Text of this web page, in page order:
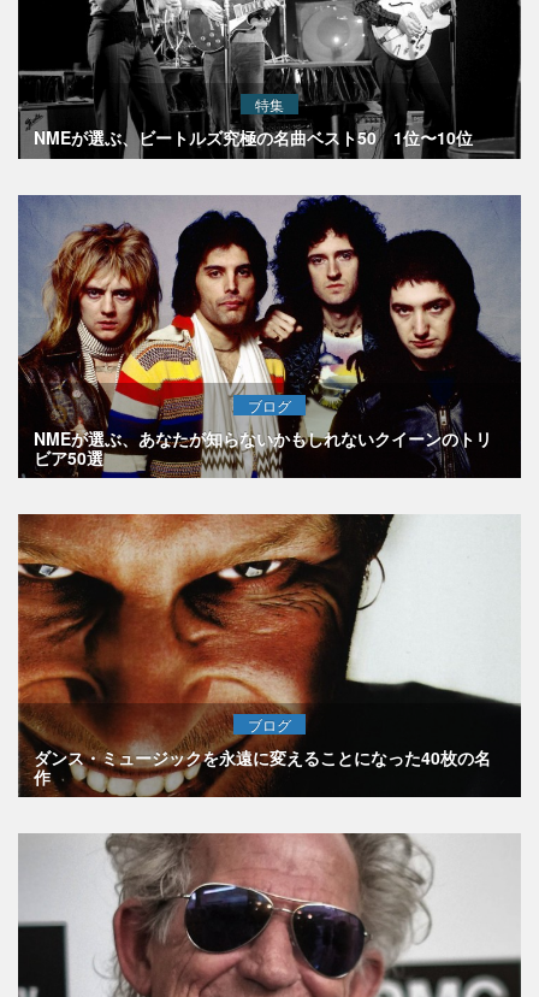
特集
NMEが選ぶ、ビートルズ究極の名曲ベスト50 1位〜10位
ブログ
NMEが選ぶ、あなたが知らないかもしれないクイーンのトリ
ビア50選
ブログ
ダンス・ミュージックを永遠に変えることになった40枚の名
作